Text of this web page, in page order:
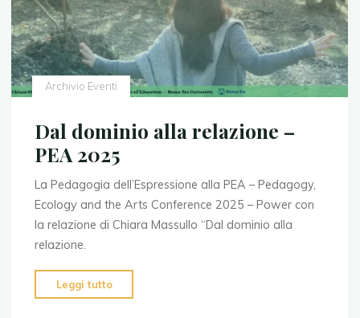
Archivio Eventi
Dal dominio alla relazione –
PEA 2025
La Pedagogia dell’Espressione alla PEA – Pedagogy,
Ecology and the Arts Conference 2025 – Power con
la relazione di Chiara Massullo “Dal dominio alla
relazione.
Leggi tutto
dominio